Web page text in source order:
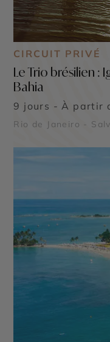
CIRCUIT PRIVÉ
Le Trio brésilien :
Bahia
9 jours - À partir
Rio de Janeiro -